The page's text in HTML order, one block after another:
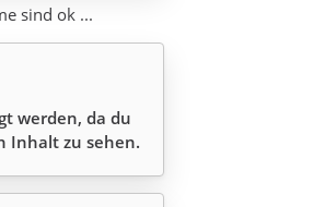
sind ok ...
werden, da du
Inhalt zu sehen.